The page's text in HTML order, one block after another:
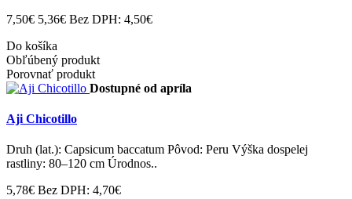
7,50€ 5,36€ Bez DPH: 4,50€
Do košíka
Obľúbený produkt
Porovnať produkt
Dostupné od apríla
Aji Chicotillo
Druh (lat.): Capsicum baccatum Pôvod: Peru Výška dospelej
rastliny: 80–120 cm Úrodnos..
5,78€ Bez DPH: 4,70€